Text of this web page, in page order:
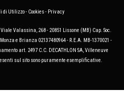
di Utilizzo- Cookies- Privacy
Valassina, 268 - 20851 Lissone (MB) Cap. Soc.
e Brianza 02137480964 - R.E.A. MB-1370021 -
art. 2497 C.C. DECATHLON SA, Villeneuve
sul sito sono puramente esemplificative.